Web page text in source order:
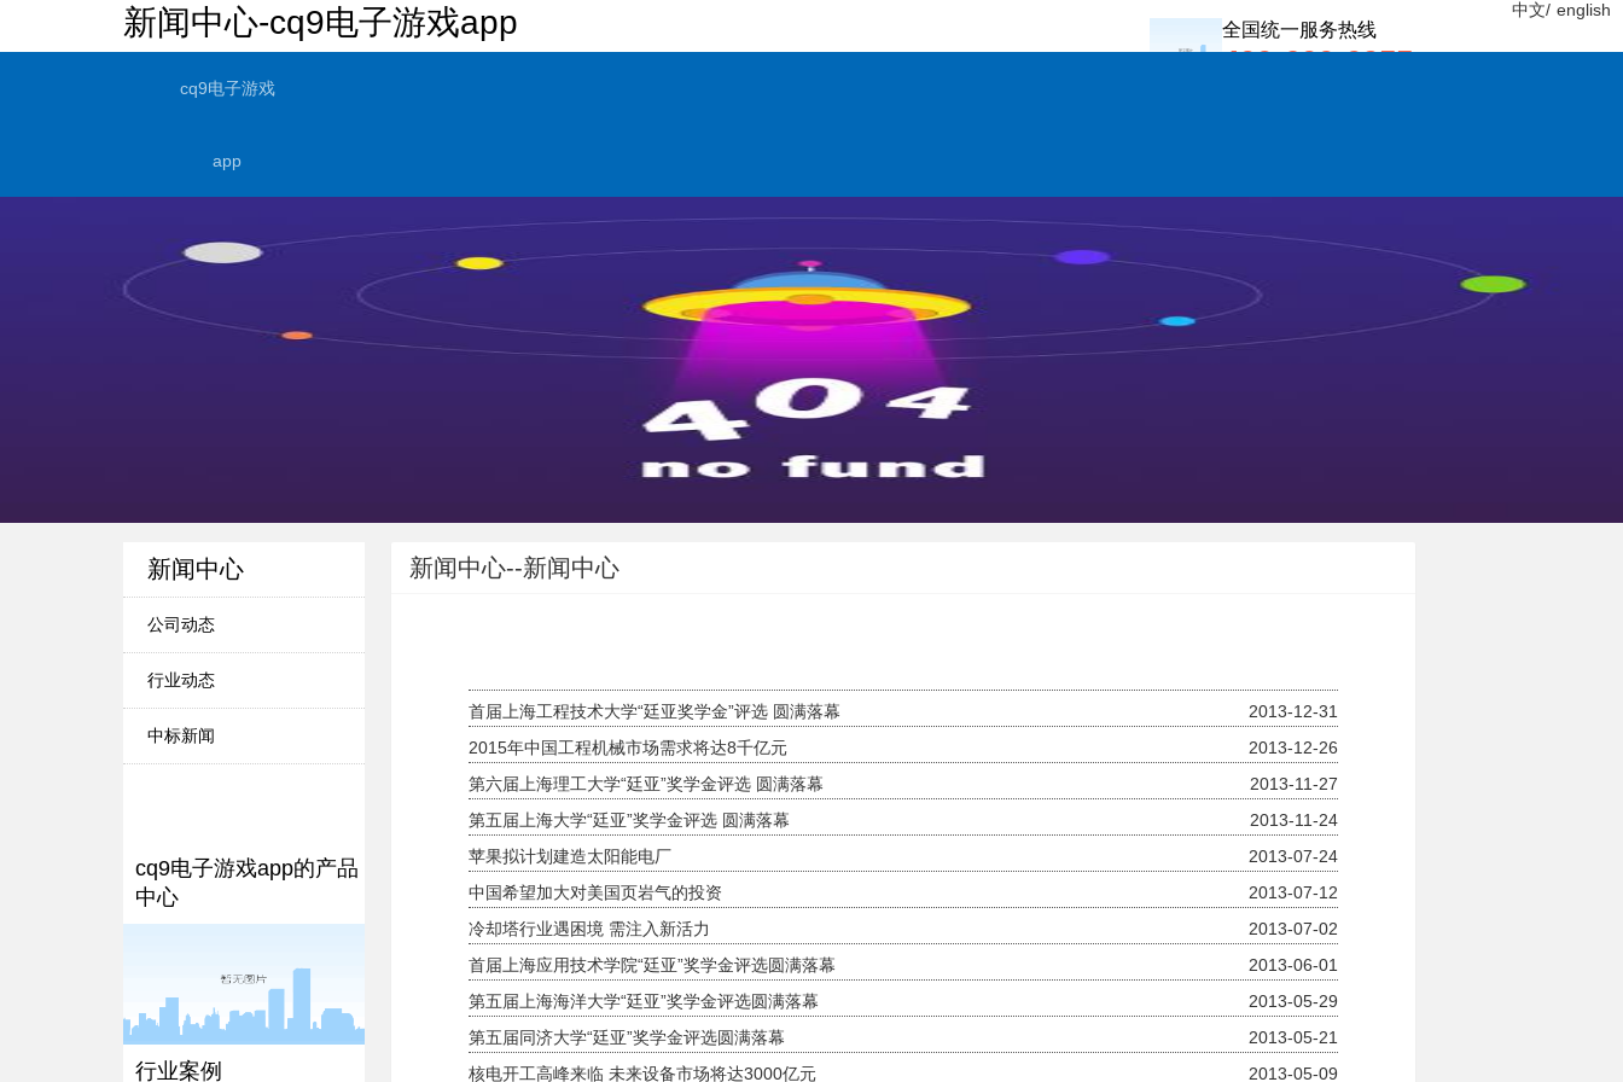
新闻中心-cq9电子游戏app 全国统一服务热线
400-600-0955
中文/ english
cq9电子游戏
app
新闻中心
公司动态
行业动态
中标新闻
cq9电子游戏app的产品
中心
行业案例
新闻中心--新闻中心
首届上海工程技术大学“廷亚奖学金”评选 圆满落幕
2013-12-31
2015年中国工程机械市场需求将达8千亿元
2013-12-26
第六届上海理工大学“廷亚”奖学金评选 圆满落幕
2013-11-27
第五届上海大学“廷亚”奖学金评选 圆满落幕
2013-11-24
苹果拟计划建造太阳能电厂
2013-07-24
中国希望加大对美国页岩气的投资
2013-07-12
冷却塔行业遇困境 需注入新活力
2013-07-02
首届上海应用技术学院“廷亚”奖学金评选圆满落幕
2013-06-01
第五届上海海洋大学“廷亚”奖学金评选圆满落幕
2013-05-29
第五届同济大学“廷亚”奖学金评选圆满落幕
2013-05-21
核电开工高峰来临 未来设备市场将达3000亿元
2013-05-09